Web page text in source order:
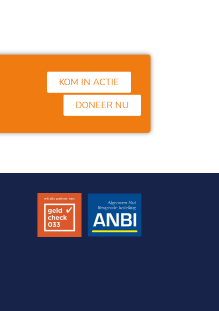
Het is zo goed dat dit bestaat…!
KOM IN ACTIE
DONEER NU